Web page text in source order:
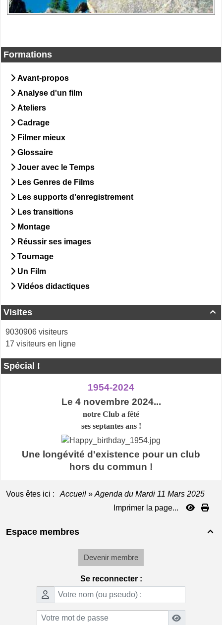
Formations
Avant-propos
Analyse d'un film
Ateliers
Cadrage
Filmer mieux
Glossaire
Jouer avec le Temps
Les Genres de Films
Les supports d'enregistrement
Les transitions
Montage
Réussir ses images
Tournage
Un Film
Vidéos didactiques

Visites
9030906 visiteurs
17 visiteurs en ligne
Spécial !
1954-2024
Le 4 novembre 2024...
notre Club a fêté
ses septantes ans !
Une longévité d'existence pour un club
hors du commun !
Vous êtes ici : Accueil » Agenda du Mardi 11 Mars 2025
Imprimer la page...

Espace membres
Devenir membre
Se reconnecter :